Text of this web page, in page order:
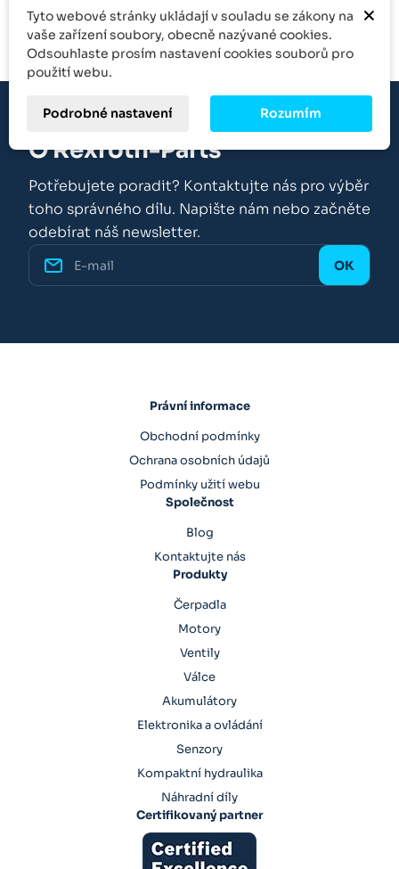
O Rexroth-Parts
Potřebujete poradit? Kontaktujte nás pro výběr
toho správného dílu. Napište nám nebo začněte
odebírat náš newsletter.
Právní informace
Obchodní podmínky
Ochrana osobních údajů
Podmínky užití webu
Společnost
Blog
Kontaktujte nás
Produkty
Čerpadla
Motory
Ventily
Válce
Akumulátory
Elektronika a ovládání
Senzory
Kompaktní hydraulika
Náhradní díly
Certifikovaný partner
×
Tyto webové stránky ukládají v souladu se zákony na
vaše zařízení soubory, obecně nazývané cookies.
Odsouhlaste prosím nastavení cookies souborů pro
použití webu.
Podrobné nastavení Rozumím